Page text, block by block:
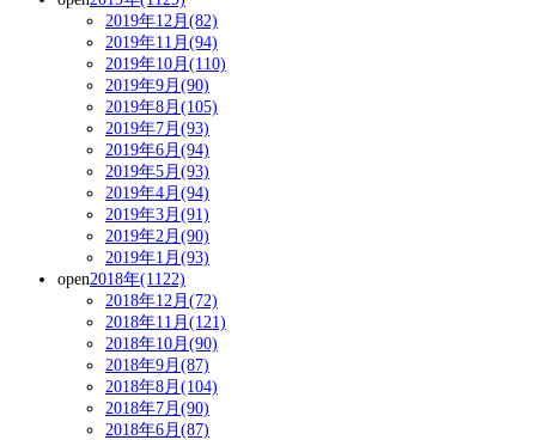
2019年12月(82)
2019年11月(94)
2019年10月(110)
2019年9月(90)
2019年8月(105)
2019年7月(93)
2019年6月(94)
2019年5月(93)
2019年4月(94)
2019年3月(91)
2019年2月(90)
2019年1月(93)
open2018年(1122)
2018年12月(72)
2018年11月(121)
2018年10月(90)
2018年9月(87)
2018年8月(104)
2018年7月(90)
2018年6月(87)